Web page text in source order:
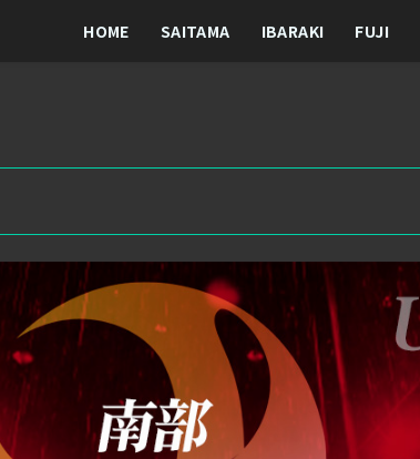
HOME SAITAMA IBARAKI FUJI